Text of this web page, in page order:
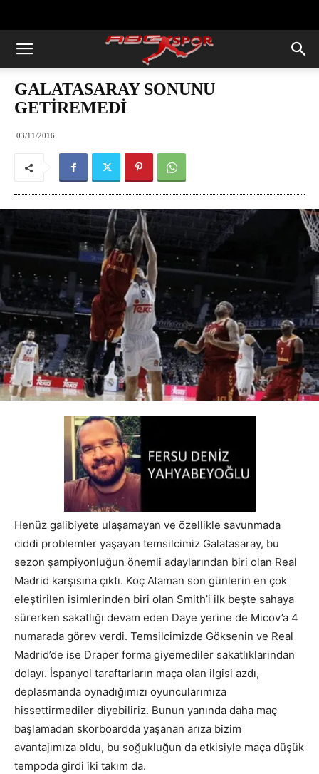
GALATASARAY SONUNU
GETİREMEDİ
03/11/2016
Henüz galibiyete ulaşamayan ve özellikle savunmada
ciddi problemler yaşayan temsilcimiz Galatasaray, bu
sezon şampiyonluğun önemli adaylarından biri olan Real
Madrid karşısına çıktı. Koç Ataman son günlerin en çok
eleştirilen isimlerinden biri olan Smith’i ilk beşte sahaya
sürerken sakatlığı devam eden Daye yerine de Micov’a 4
numarada görev verdi. Temsilcimizde Göksenin ve Real
Madrid’de ise Draper forma giyemediler sakatlıklarından
dolayı. İspanyol taraftarların maça olan ilgisi azdı,
deplasmanda oynadığımızı oyuncularımıza
hissettirmediler diyebiliriz. Bunun yanında daha maç
başlamadan skorboardda yaşanan arıza bizim
avantajımıza oldu, bu soğukluğun da etkisiyle maça düşük
tempoda girdi iki takım da.